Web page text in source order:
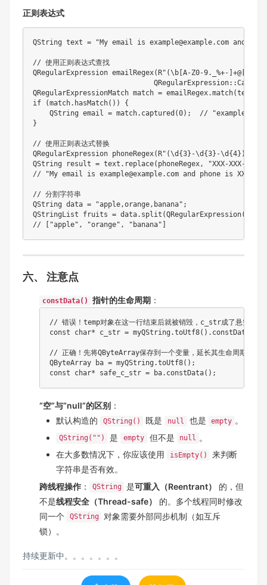
正则表达式
QString text = "My email is example@example.com and
// 使用正则表达式查找
QRegularExpression emailRegex(R"(\b[A-Z0-9._%+-
QRegularExpressionMatch match = emailRegex.match(text);
if (match.hasMatch()) {
QString email = match.captured(0);  //
}
// 使用正则表达式替换
QRegularExpression phoneRegex(R"(\d{3}-\d{3}-\d{4})");
QString result = text.replace(phoneRegex, "XXX-XXX-
// "My email is example@example.com and phone is XXX-
// 分割字符串
QString data = "apple,orange,banana";
QStringList fruits =
六、 注意点
constData() 指针的生命周期 ：
// 错误！temp对象在这一行结束后就被销毁，c_str成了悬空指针
const
char* c_str = myQString .toUtf8( ) . constData
// 正确！先将QByteArray保存到一个变量，延长其生命周期。
QByteArray ba = myQString .toUtf8( ) ;
const
char* safe_c_str = ba. constData( ) ;
“空”与“null”的区别 ：
默认构造的
QString() 既是 null 也是 empty 。
QString("") 是 empty 但不是 null 。
在大多数情况下，你应该使用
isEmpty()
来判断
字符串是否有效。
跨线程操作 ： QString 是可重入（Reentrant）
的，但
不是线程安全（Thread-safe）
的。多个线程同时修改
同一个
QString
对象需要外部同步机制（如互斥
锁）。
持续更新中。。。。。。。